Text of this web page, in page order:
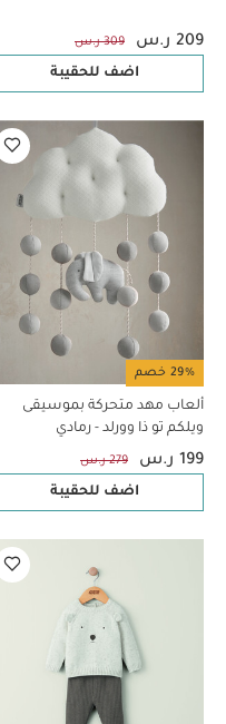
209 ر.س 309 ر.س
اضف للحقيبة
29% خصم
ألعاب مهد متحركة بموسيقى
ويلكم تو ذا وورلد - رمادي
199 ر.س 279 ر.س
اضف للحقيبة